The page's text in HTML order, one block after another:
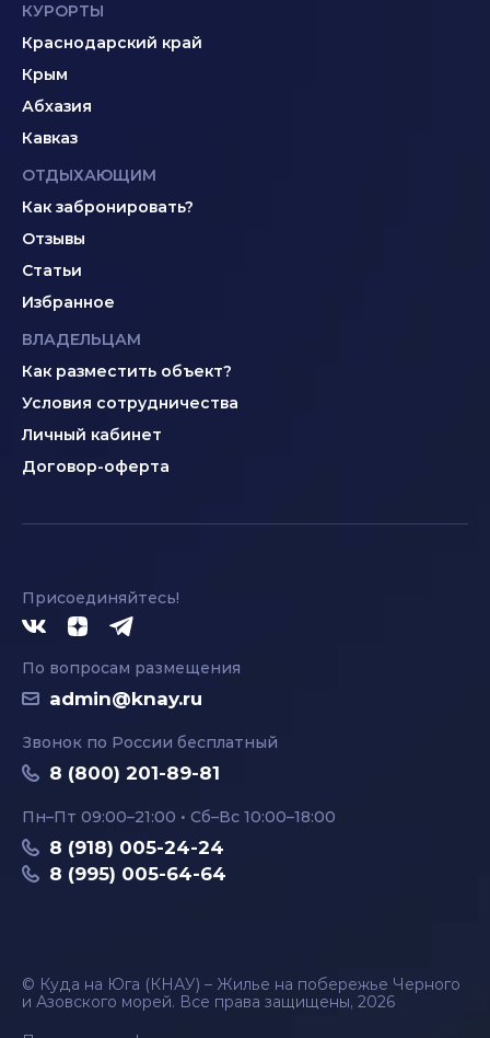
КУРОРТЫ
Краснодарский край
Крым
Абхазия
Кавказ
ОТДЫХАЮЩИМ
Как забронировать?
Отзывы
Статьи
Избранное
ВЛАДЕЛЬЦАМ
Как разместить объект?
Условия сотрудничества
Личный кабинет
Договор-оферта
Присоединяйтесь!
По вопросам размещения
admin@knay.ru
Звонок по России бесплатный
8 (800) 201-89-81
Пн–Пт 09:00–21:00 • Сб–Вс 10:00–18:00
8 (918) 005-24-24
8 (995) 005-64-64
© Куда на Юга (КНАУ) – Жилье на побережье Черного
и Азовского морей. Все права защищены, 2026